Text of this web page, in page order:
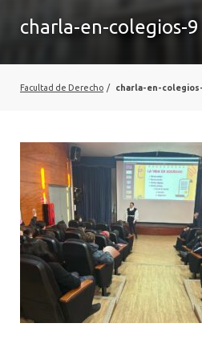
VINCULACIÓN CON EL MEDIO
INTERNACIONAL
charla-en-colegios-9
Facultad de Derecho / charla-en-